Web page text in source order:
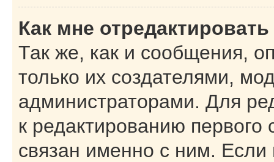
Как мне
Так же, как и сообщения,
только их создателями,
администраторами. Для
к редактированию
связан именно с ним. Если